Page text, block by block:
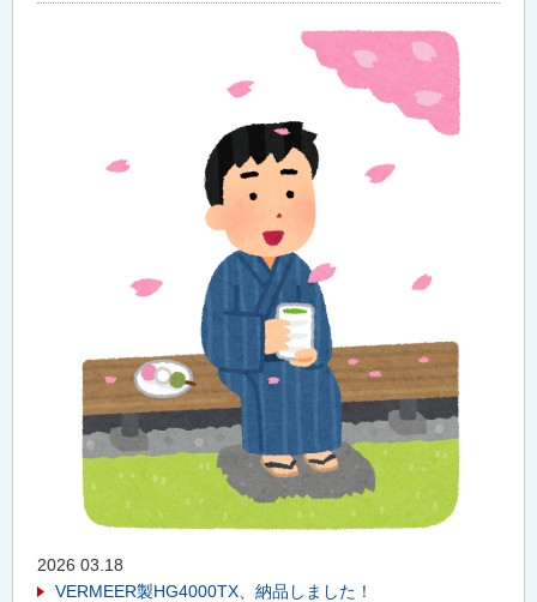
2026 03.18
VERMEER製HG4000TX、納品しました！